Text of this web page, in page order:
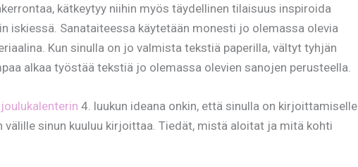
kätkeytyy niihin myös täydellinen tilaisuus inspiroida
iskiessä. Sanataiteessa käytetään monesti jo olemassa olevia
Kun sinulla on jo valmista tekstiä paperilla, vältyt tyhjän
alkaa työstää tekstiä jo olemassa olevien sanojen perusteella.
4. luukun ideana onkin, että sinulla on kirjoittamiselle
välille sinun kuuluu kirjoittaa. Tiedät, mistä aloitat ja mitä kohti